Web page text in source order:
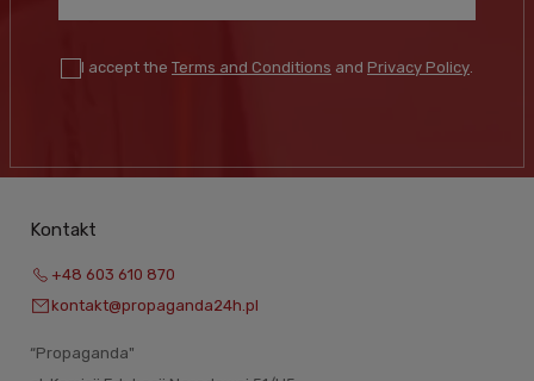
I accept the Terms and Conditions and Privacy Policy
Kontakt
+48 603 610 870
kontakt@propaganda24h.pl
“Propaganda"